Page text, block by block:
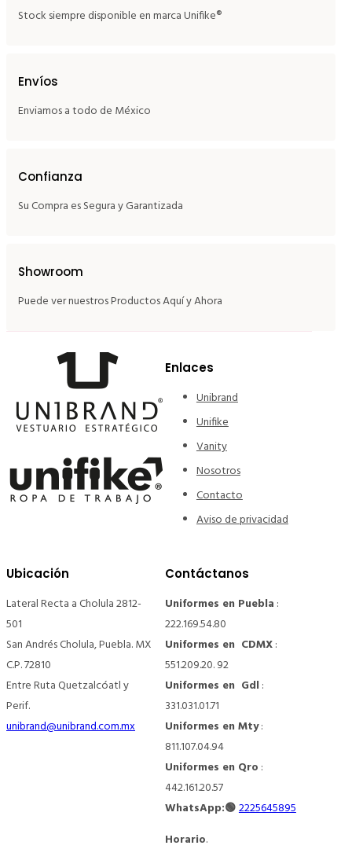
Stock siempre disponible en marca Unifike®
Envíos
Enviamos a todo de México
Confianza
Su Compra es Segura y Garantizada
Showroom
Puede ver nuestros Productos Aquí y Ahora
Enlaces
Unibrand
Unifike
Vanity
Nosotros
Contacto
Aviso de privacidad
Ubicación
Lateral Recta a Cholula 2812-
501
San Andrés Cholula, Puebla. MX
C.P. 72810
Entre Ruta Quetzalcóatl y
Perif.
unibrand@unibrand.com.mx
Contáctanos
Uniformes en Puebla :
222.169.54.80
Uniformes en CDMX:
551.209.20. 92
Uniformes en Gdl :
331.031.01.71
Uniformes en Mty:
811.107.04.94
Uniformes en Qro :
442.161.20.57
WhatsApp:🟢2225645895
Horario.